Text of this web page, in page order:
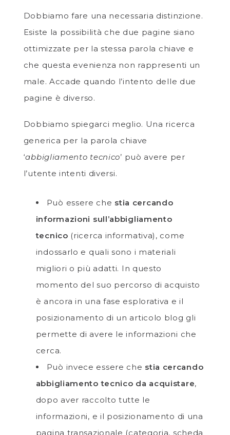
Dobbiamo fare una necessaria distinzione.
Esiste la possibilità che due pagine siano
ottimizzate per la stessa parola chiave e
che questa evenienza non rappresenti un
male. Accade quando l’intento delle due
pagine è diverso.
Dobbiamo spiegarci meglio. Una ricerca
generica per la parola chiave
‘abbigliamento tecnico’ può avere per
l’utente intenti diversi.
Può essere che stia cercando
informazioni sull’abbigliamento
tecnico (ricerca informativa), come
indossarlo e quali sono i materiali
migliori o più adatti. In questo
momento del suo percorso di acquisto
è ancora in una fase esplorativa e il
posizionamento di un articolo blog gli
permette di avere le informazioni che
cerca.
Può invece essere che stia cercando
abbigliamento tecnico da acquistare,
dopo aver raccolto tutte le
informazioni, e il posizionamento di una
pagina transazionale (categoria, scheda